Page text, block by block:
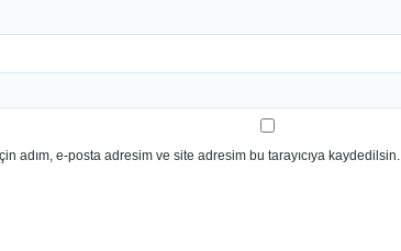
adım, e-posta adresim ve site adresim bu tarayıcıya kaydedilsin.